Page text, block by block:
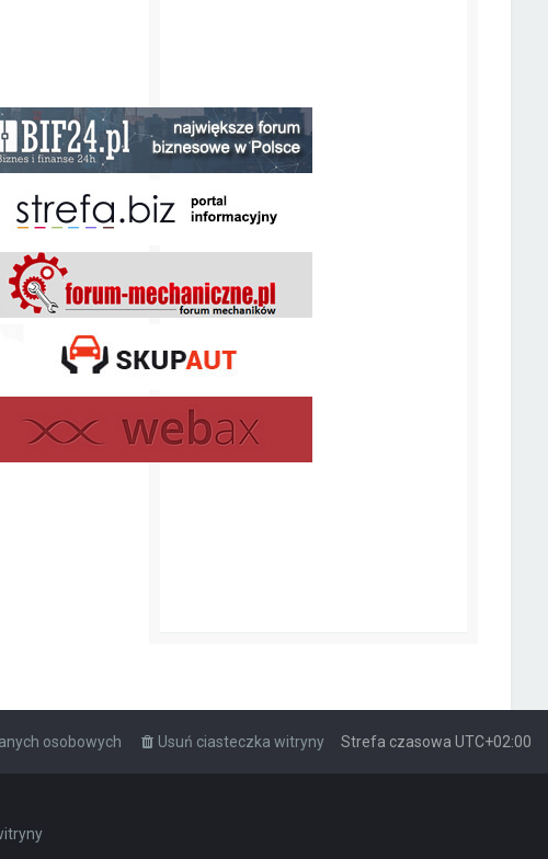
Strefa czasowa UTC+02:00
Usuń ciasteczka witryny
osobowych